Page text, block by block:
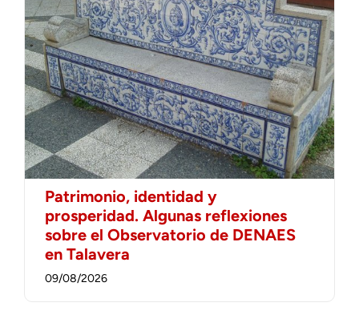
Patrimonio, identidad y
prosperidad. Algunas reflexiones
sobre el Observatorio de DENAES
en Talavera
09/08/2026